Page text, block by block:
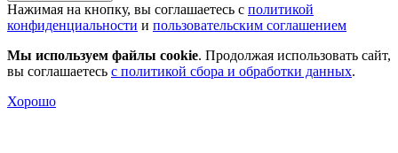
Нажимая на кнопку, вы соглашаетесь с политикой
конфиденциальности и пользовательским соглашением
Мы используем файлы cookie. Продолжая использовать сайт,
вы соглашаетесь с политикой сбора и обработки данных.
Хорошо